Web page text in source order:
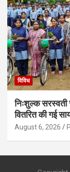
विविध
निःशुल्क
वितरित की गई
August 6, 2026